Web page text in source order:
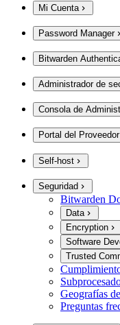
Mi Cuenta
Password Manager
Bitwarden
Administrador de
Consola de
Portal del Proveedor
Self-host
Seguridad
Bitwarden
Data
Encryption
Software
Trusted
Geografías
Preguntas